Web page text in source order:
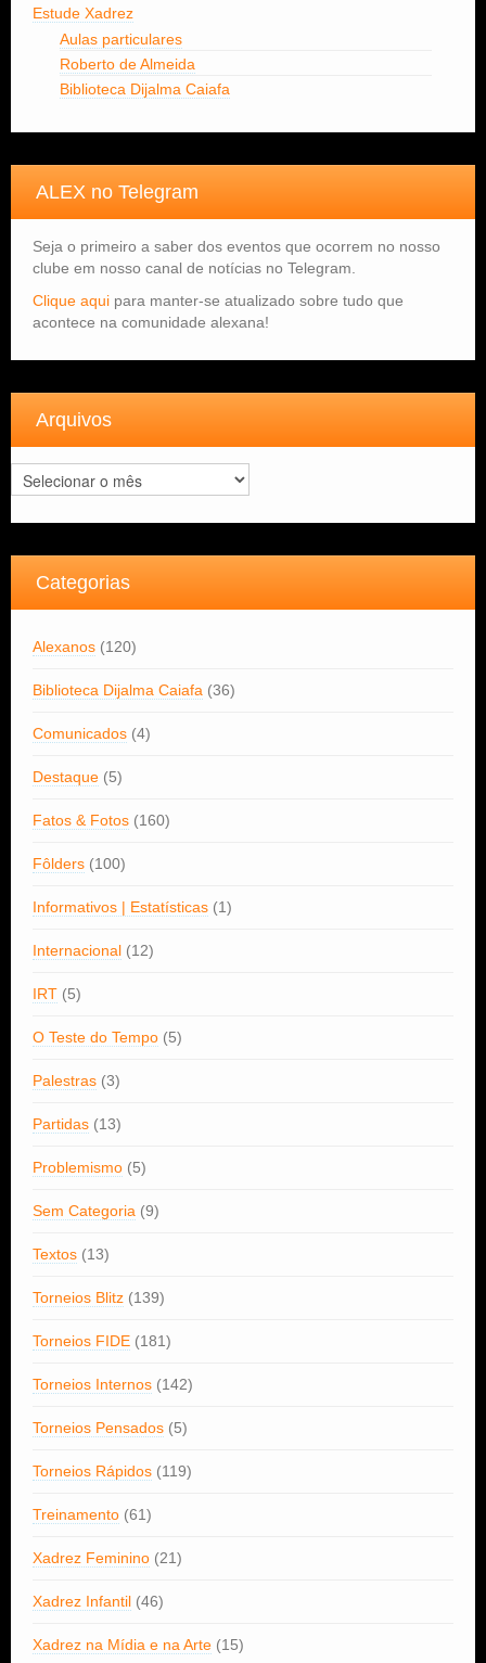
Estude Xadrez
Aulas particulares
Roberto de Almeida
Biblioteca Dijalma Caiafa
ALEX no Telegram
Seja o primeiro a saber dos eventos que ocorrem no nosso
clube em nosso canal de notícias no Telegram.
Clique aqui para manter-se atualizado sobre tudo que
acontece na comunidade alexana!
Arquivos
Arquivos
Categorias
Alexanos (120)
Biblioteca Dijalma Caiafa (36)
Comunicados (4)
Destaque (5)
Fatos & Fotos (160)
Fôlders (100)
Informativos | Estatísticas (1)
Internacional (12)
IRT (5)
O Teste do Tempo (5)
Palestras (3)
Partidas (13)
Problemismo (5)
Sem Categoria (9)
Textos (13)
Torneios Blitz (139)
Torneios FIDE (181)
Torneios Internos (142)
Torneios Pensados (5)
Torneios Rápidos (119)
Treinamento (61)
Xadrez Feminino (21)
Xadrez Infantil (46)
Xadrez na Mídia e na Arte (15)